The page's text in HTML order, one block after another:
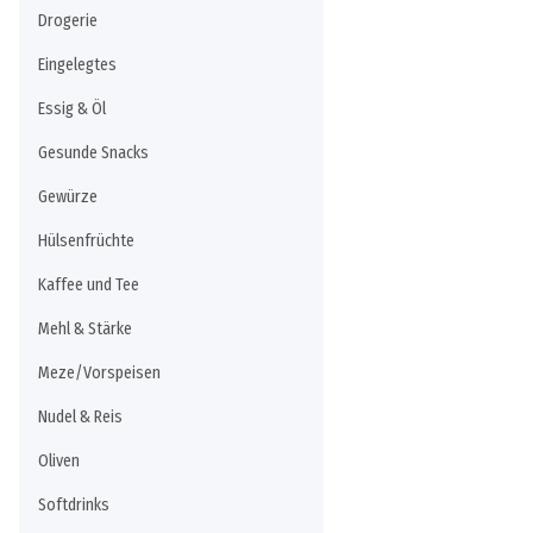
Drogerie
Eingelegtes
Essig & Öl
Gesunde Snacks
Gewürze
Hülsenfrüchte
Kaffee und Tee
Mehl & Stärke
Meze/Vorspeisen
Nudel & Reis
Oliven
Softdrinks